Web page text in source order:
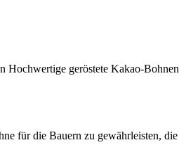
Hochwertige geröstete Kakao-Bohnen
für die Bauern zu gewährleisten, die